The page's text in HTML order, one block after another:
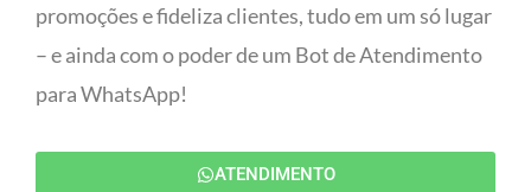
promoções e fideliza clientes, tudo em um só lugar
– e ainda com o poder de um Bot de Atendimento
para WhatsApp!
ATENDIMENTO